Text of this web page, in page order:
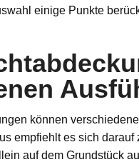
einige Punkte
können
empfiehlt es sich
auf dem Grundstück